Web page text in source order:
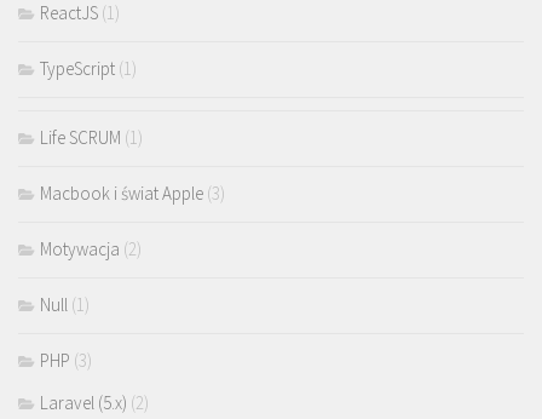
ReactJS (1)
TypeScript (1)
Life SCRUM (1)
Macbook i świat Apple (3)
Motywacja (2)
Null (1)
PHP (3)
Laravel (5.x) (2)